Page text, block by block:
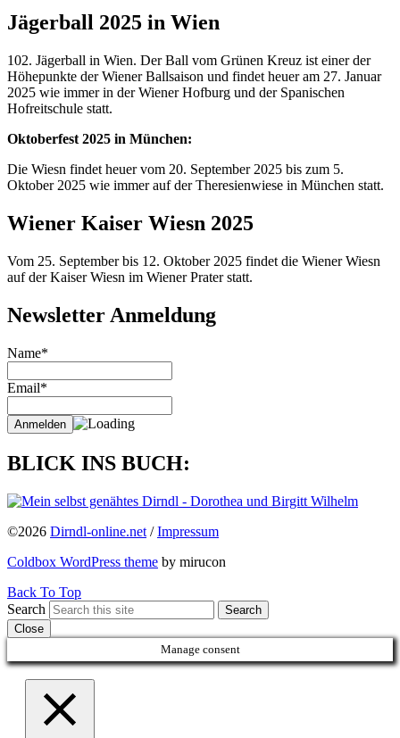
Jägerball 2025 in Wien
102. Jägerball in Wien. Der Ball vom Grünen Kreuz ist einer der
Höhepunkte der Wiener Ballsaison und findet heuer am 27. Januar
2025 wie immer in der Wiener Hofburg und der Spanischen
Hofreitschule statt.
Oktoberfest 2025 in München:
Die Wiesn findet heuer vom 20. September 2025 bis zum 5.
Oktober 2025 wie immer auf der Theresienwiese in München statt.
Wiener Kaiser Wiesn 2025
Vom 25. September bis 12. Oktober 2025 findet die Wiener Wiesn
auf der Kaiser Wiesn im Wiener Prater statt.
Newsletter Anmeldung
Name*
Email*
BLICK INS BUCH:
©2026 Dirndl-online.net /Impressum
Coldbox WordPress theme by mirucon
Back To Top
Search
Search
Close
Manage consent